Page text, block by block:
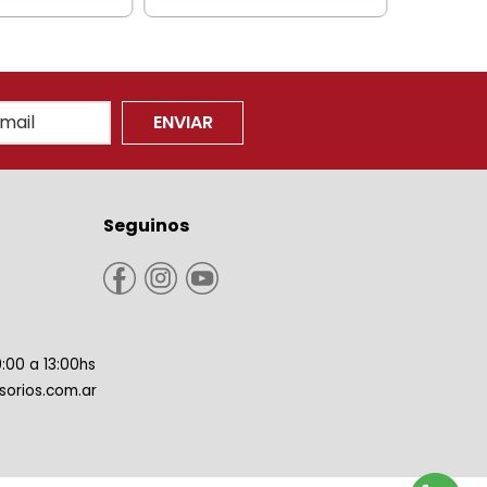
ENVIAR
a 13:00hs
Seguinos